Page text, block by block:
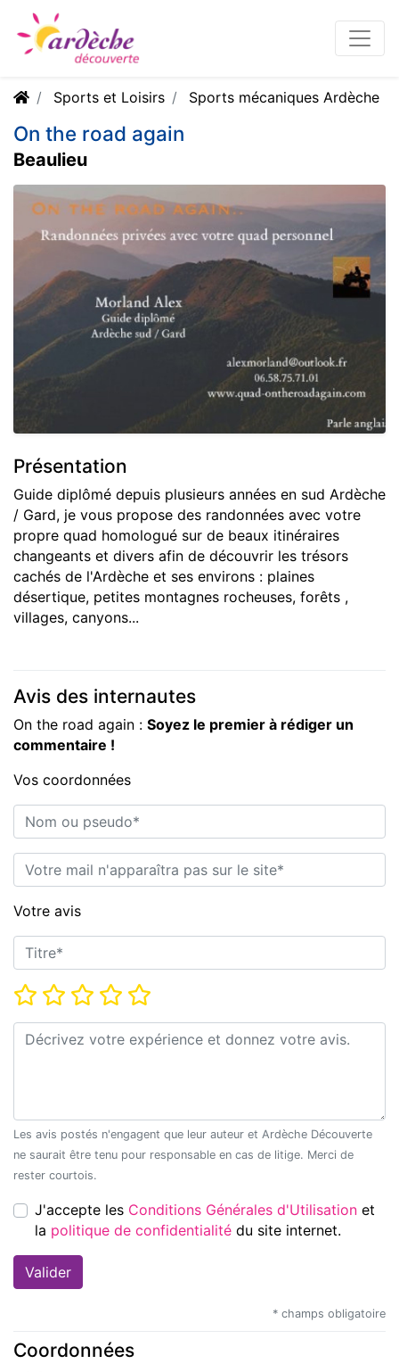
Sports et Loisirs Sports mécaniques Ardèche
On the road again
Beaulieu
Présentation
Guide diplômé depuis plusieurs années en sud Ardèche
/ Gard, je vous propose des randonnées avec votre
propre quad homologué sur de beaux itinéraires
changeants et divers afin de découvrir les trésors
cachés de l'Ardèche et ses environs : plaines
désertique, petites montagnes rocheuses, forêts ,
villages, canyons...
Avis des internautes
On the road again : Soyez le premier à rédiger un
commentaire !
Vos coordonnées
Nom ou pseudo*
E-mail*
Votre avis
Titre*
Note*
Commentaire*
Les avis postés n'engagent que leur auteur et Ardèche Découverte
ne saurait être tenu pour responsable en cas de litige. Merci de
rester courtois.
J'accepte les Conditions Générales d'Utilisation et
la
politique de confidentialité du site internet.
* champs obligatoire
Coordonnées